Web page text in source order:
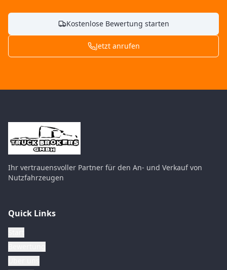
Kostenlose Bewertung starten
Jetzt anrufen
Ihr vertrauensvoller Partner für den An- und Verkauf von
Nutzfahrzeugen
Quick Links